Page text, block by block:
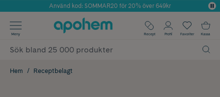
Årets Butik 2025 inom Skönhet
Använd kod: SOMMAR20 för 20% över 649kr
✓ Fri frakt
✓ Poäng på alla köp*
Meny Recept Profil Favoriter Kassa
Hem Receptbelagt